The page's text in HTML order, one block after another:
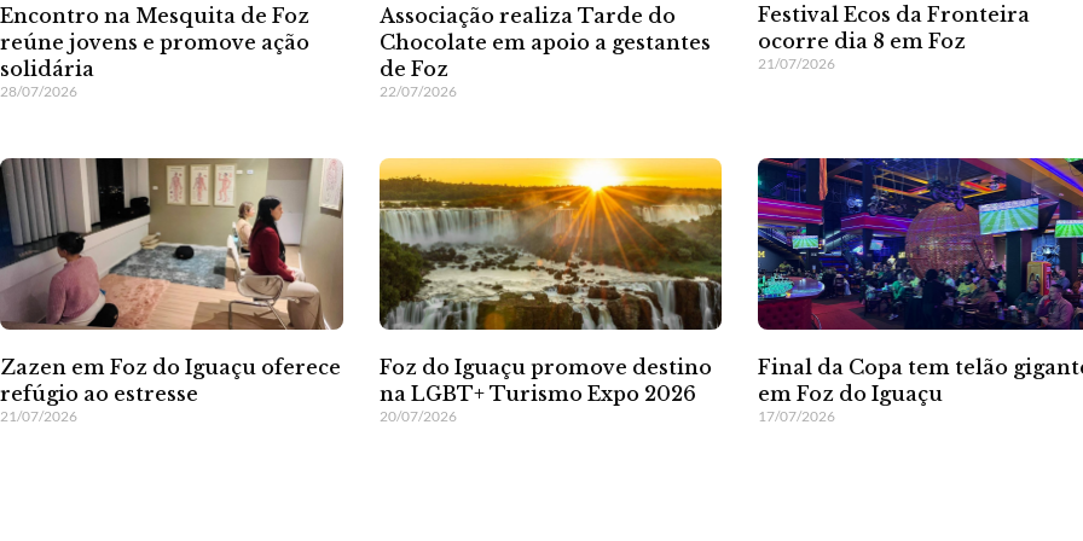
Encontro na Mesquita de Foz
reúne jovens e promove ação
solidária
28/07/2026
Associação realiza Tarde do
Chocolate em apoio a gestantes
de Foz
22/07/2026
Festival Ecos da Fronteira
ocorre dia 8 em Foz
21/07/2026
Zazen em Foz do Iguaçu oferece
refúgio ao estresse
21/07/2026
Foz do Iguaçu promove destino
na LGBT+ Turismo Expo 2026
20/07/2026
Final da Copa tem telão
em Foz do Iguaçu
17/07/2026